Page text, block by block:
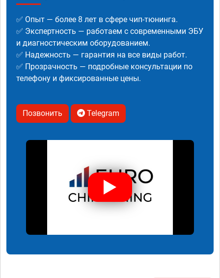
✅ Опыт — более 8 лет в сфере чип-тюнинга.
✅ Экспертность — работаем с современными ЭБУ
и диагностическим оборудованием.
✅ Надежность — гарантия на все виды работ.
✅ Прозрачность — подробные консультации по
телефону и фиксированные цены.
Позвонить Telegram